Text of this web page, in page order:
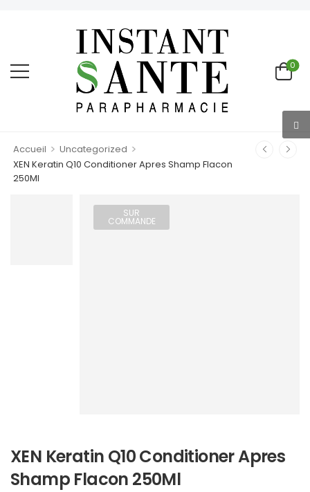
0
Accueil > Uncategorized >
XEN Keratin Q10 Conditioner Apres Shamp Flacon
250Ml
SUR
COMMANDE
XEN Keratin Q10 Conditioner Apres
Shamp Flacon 250Ml